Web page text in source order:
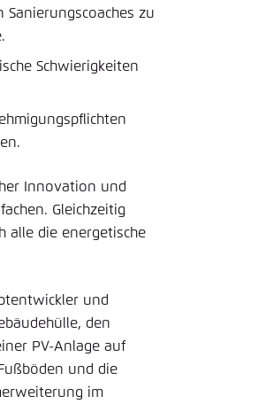
zu
Schwierigkeiten
Innovation und
Gleichzeitig
alle die energetische
und
den
PV-Anlage auf
und die
im